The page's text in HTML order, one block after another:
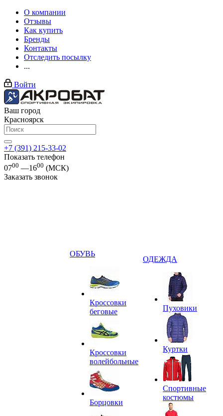
О компании
Отзывы
Как купить
Бренды
Контакты
Отследить посылку
...
Войти
Ваш город
Красноярск
+7 (391) 215-33-02
Показать телефон
0700 —1600 (МСК)
Заказать звонок
ОБУВЬ
Кроссовки
беговые
Кроссовки
волейбольные
Борцовки
ОДЕЖДА
Пуховики
Куртки
Спортивные
костюмы